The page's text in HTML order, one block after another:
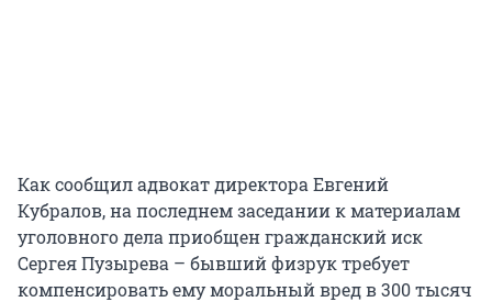
Как сообщил адвокат директора Евгений
Кубралов, на последнем заседании к материалам
уголовного дела приобщен гражданский иск
Сергея Пузырева – бывший физрук требует
компенсировать ему моральный вред в 300 тысяч